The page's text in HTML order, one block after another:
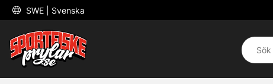
SWE | Svenska